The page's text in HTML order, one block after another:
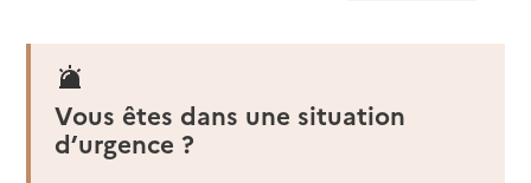
Vous êtes dans une situation
d’urgence ?